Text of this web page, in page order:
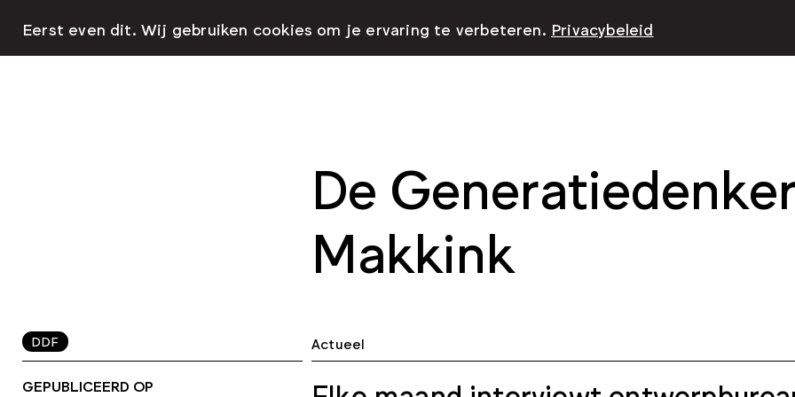
De
Makkink
DDF
GEPUBLICEERD OP
Actueel
Eerst even dit. Wij gebruiken cookies om je ervaring te verbeteren. Privacybeleid